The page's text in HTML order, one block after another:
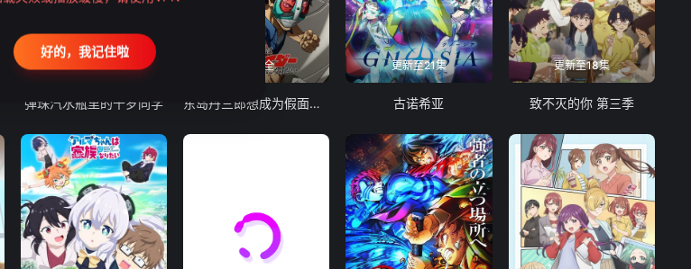
弹珠汽水瓶里的千岁同学
24集全
东岛丹三郎想成为假面骑士
更新至21集
古诺希亚
更新至18集
致不灭的你 第三季
好的，我记住啦